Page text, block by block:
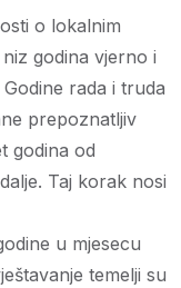
o lokalnim
niz godina vjerno i
rada i truda
prepoznatljiv
godina od
Taj korak nosi
u mjesecu
temelji su